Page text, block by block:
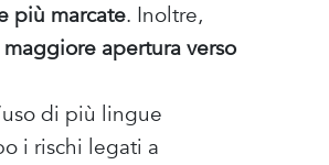
più marcate. Inoltre,
apertura verso
di più lingue
i rischi legati a